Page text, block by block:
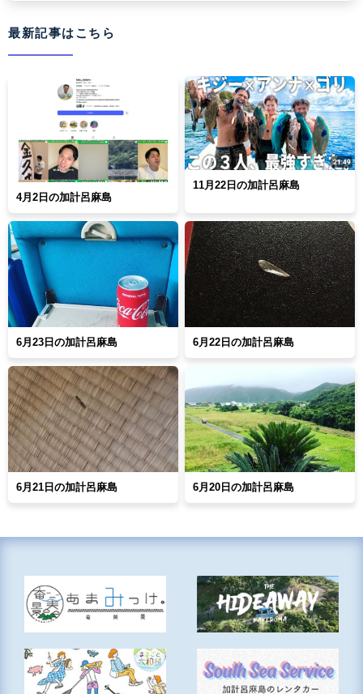
最新記事はこちら
4月2日の加計呂麻島
11月22日の加計呂麻島
6月23日の加計呂麻島 6月22日の加計呂麻島
6月21日の加計呂麻島 6月20日の加計呂麻島